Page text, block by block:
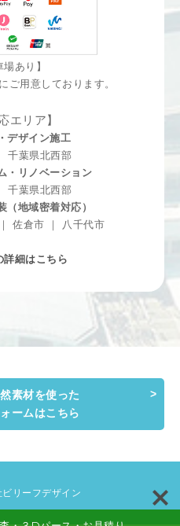
あり】
ご用意しております。
エリア】
デザイン施工
千葉県北西部
・リノベーション
千葉県北西部
（地域密着対応）
佐倉市 ｜ 八千代市
詳細はこちら
素材を使った
ームはこちら
リーフデザイン